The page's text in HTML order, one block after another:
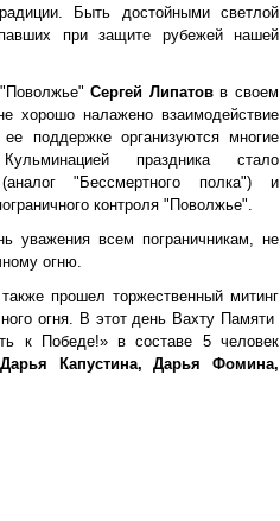
Быть достойными светлой
при защите рубежей нашей
"Поволжье"Сергей Липатовв своем
хорошо налажено взаимодействие
поддержке организуются многие
Кульминацией праздника стало
"Бессмертного полка") и
контроля "Поволжье".
всем пограничникам, не
огню.
прошел торжественный митинг
огня. В этот день Вахту Памяти
к Победе!» в составе 5 человек
Дарья Капустина, Дарья Фомина,